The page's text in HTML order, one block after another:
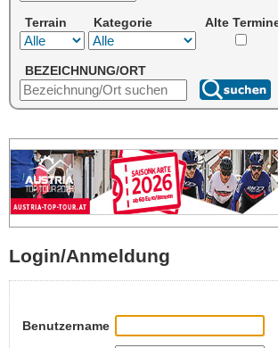
Terrain Kategorie Alte
BEZEICHNUNG/ORT
Login/Anmeldung
Benutzername